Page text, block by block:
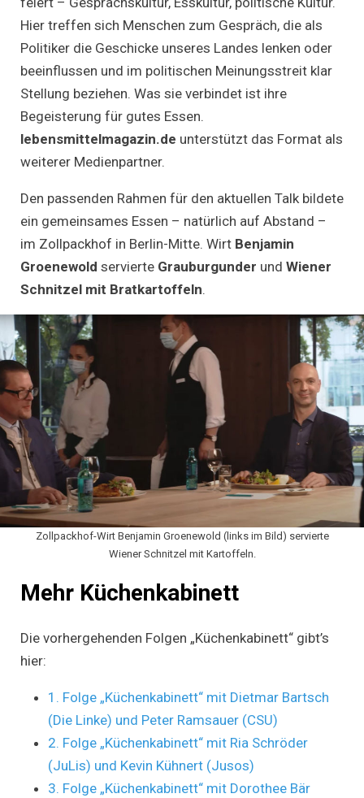
Hier treffen sich Menschen zum Gespräch, die als
Politiker die Geschicke unseres Landes lenken oder
beeinflussen und im politischen Meinungsstreit klar
Stellung beziehen. Was sie verbindet ist ihre
Begeisterung für gutes Essen.
lebensmittelmagazin.de unterstützt das Format als
weiterer Medienpartner.
Den passenden Rahmen für den aktuellen Talk bildete
ein gemeinsames Essen – natürlich auf Abstand –
im Zollpackhof in Berlin-Mitte. Wirt Benjamin
Groenewold servierte Grauburgunder und Wiener
Schnitzel mit Bratkartoffeln.
Zollpackhof-Wirt Benjamin Groenewold (links im Bild) servierte
Wiener Schnitzel mit Kartoffeln.
Mehr Küchenkabinett
Die vorhergehenden Folgen „Küchenkabinett“ gibt’s
hier:
1. Folge „Küchenkabinett“ mit Dietmar Bartsch
(Die Linke) und Peter Ramsauer (CSU)
2. Folge „Küchenkabinett“ mit Ria Schröder
(JuLis) und Kevin Kühnert (Jusos)
3. Folge „Küchenkabinett“ mit Dorothee Bär